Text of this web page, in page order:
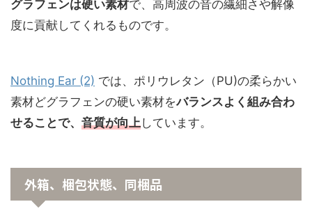
グラフェンは硬い素材で、高周波の音の繊細さや解像
度に貢献してくれるものです。
Nothing Ear (2) では、ポリウレタン（PU)の柔らかい
素材どグラフェンの硬い素材をバランスよく組み合わ
せることで、 音質が向上しています。
外箱、梱包状態、同梱品